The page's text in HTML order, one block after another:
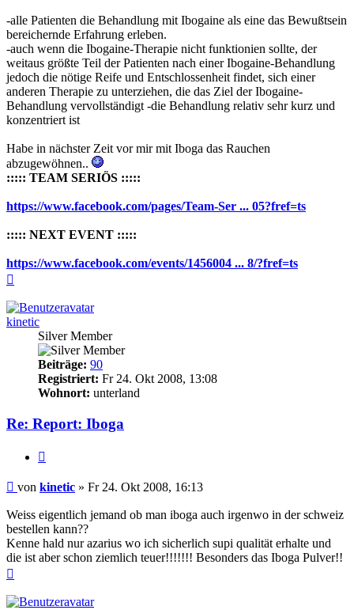
-alle Patienten die Behandlung mit Ibogaine als eine das Bewußtsein
bereichernde Erfahrung erleben.
-auch wenn die Ibogaine-Therapie nicht funktionien sollte, der
weitaus größte Teil der Patienten nach einer Ibogaine-Behandlung
jedoch die nötige Reife und Entschlossenheit findet, sich einer
anderen Therapie zu unterziehen, die das Ziel der Ibogaine-
Behandlung vervollständigt -die Behandlung relativ sehr kurz und
konzentriert ist
Habe in nächster Zeit vor mir mit Iboga das Rauchen
abzugewöhnen..
::::: TEAM SERIÖS :::::
https://www.facebook.com/pages/Team-Ser ... 05?fref=ts
::::: NEXT EVENT :::::
https://www.facebook.com/events/1456004 ... 8/?fref=ts
kinetic
Silver Member
Beiträge: 90
Registriert: Fr 24. Okt 2008, 13:08
Wohnort: unterland
Re: Report: Iboga
Beitrag
von kinetic » Fr 24. Okt 2008, 16:13
Weiss eigentlich jemand ob man iboga auch irgenwo in der schweiz
bestellen kann??
Kenne hald nur azarius wo ich sicherlich supi qualität erhalte und
die ist aber schon ziemlich teuer!!!!!!! Besonders das Iboga Pulver!!